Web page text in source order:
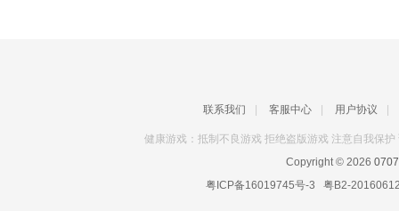
联系我们 客服中心 用户协议
健康游戏：抵制不良游戏 拒绝盗版游戏 注意自我保
Copyright © 2026
粤ICP备16019745号-3 粤B2-